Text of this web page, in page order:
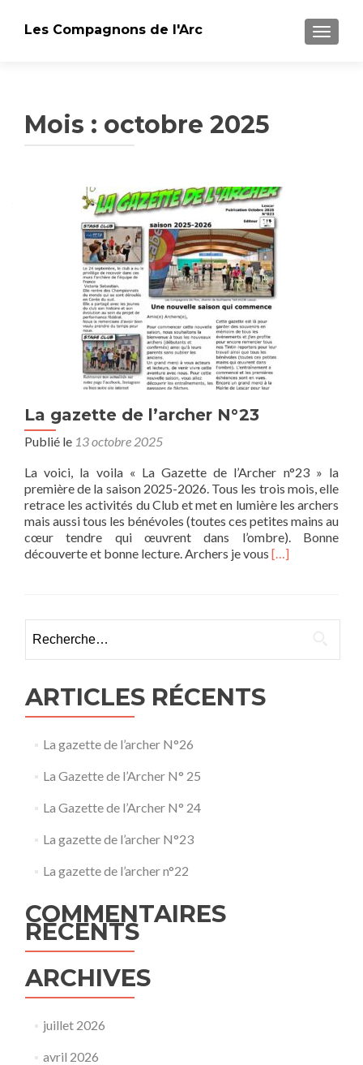
Les Compagnons de l'Arc
Mois : octobre 2025
La gazette de l’archer N°23
Publié le 13 octobre 2025
La voici, la voila « La Gazette de l’Archer n°23 » la
première de la saison 2025-2026. Tous les trois mois, elle
retrace les activités du Club et met en lumière les archers
mais aussi tous les bénévoles (toutes ces petites mains au
cœur tendre qui œuvrent dans l’ombre). Bonne
découverte et bonne lecture. Archers je vous En
gazette
[…]
ARTICLES RÉCENTS
La gazette de l’archer N°26
La Gazette de l’Archer N° 25
La Gazette de l’Archer N° 24
La gazette de l’archer N°23
La gazette de l’archer n°22
COMMENTAIRES
RÉCENTS
ARCHIVES
juillet 2026
avril 2026